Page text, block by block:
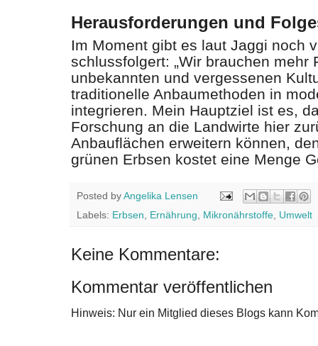
Herausforderungen und
Im Moment gibt es laut Jaggi noch
schlussfolgert: „Wir brauchen mehr
unbekannten und vergessenen
traditionelle Anbaumethoden in
integrieren. Mein Hauptziel ist es,
Forschung an die Landwirte hier
Anbauflächen erweitern können,
grünen Erbsen kostet eine Menge
Posted byAngelika Lensen
Labels: Erbsen Ernährung Mikronährstoffe Umwelt
Keine Kommentare:
Kommentar veröffentlichen
Hinweis: Nur ein Mitglied dieses Blogs kann